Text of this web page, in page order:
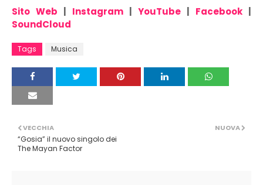
Sito Web Instagram YouTube Facebook
SoundCloud
Tags Musica
NUOVA
VECCHIA
“Gosia” il nuovo singolo dei
The Mayan Factor